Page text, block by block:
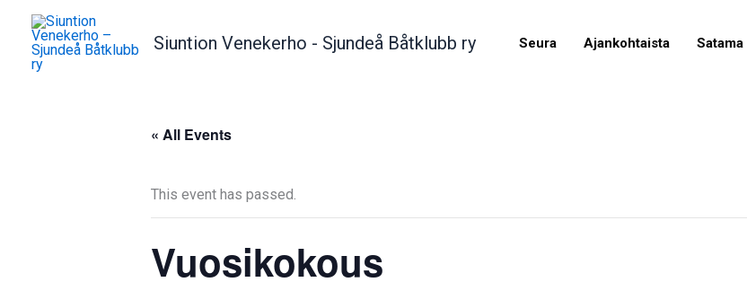
content
Siuntion Venekerho - Sjundeå Båtklubb ry Seura Ajankohtaista Satama
« All Events
This event has passed.
Vuosikokous